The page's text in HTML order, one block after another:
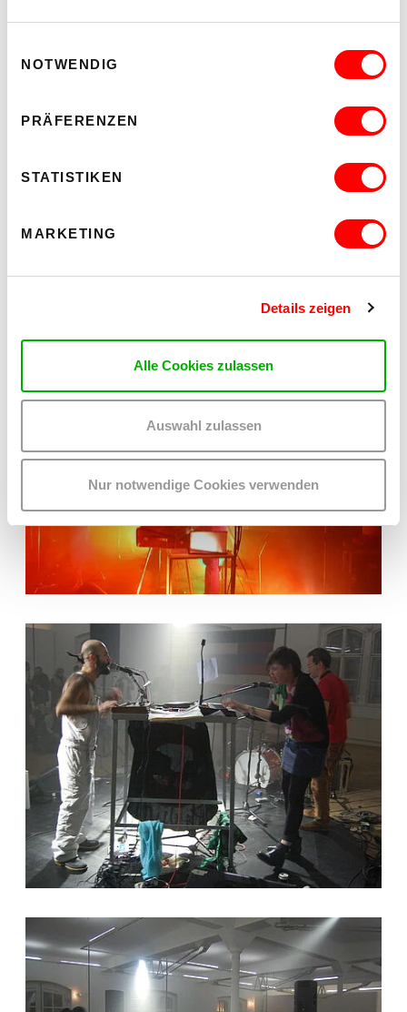
NOTWENDIG
PRÄFERENZEN
STATISTIKEN
MARKETING
Details zeigen
Alle Cookies zulassen
Auswahl zulassen
Nur notwendige Cookies verwenden